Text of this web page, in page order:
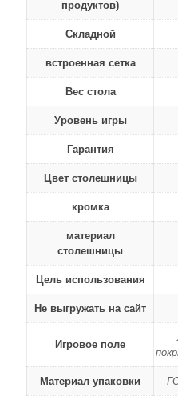
продуктов)
Складной
встроенная сетка
Вес стола
Уровень игры
Гарантия
Цвет столешницы
кромка
материал
столешницы
Цель использования
Не выгружать на сайт
Игровое поле
Материал упаковки